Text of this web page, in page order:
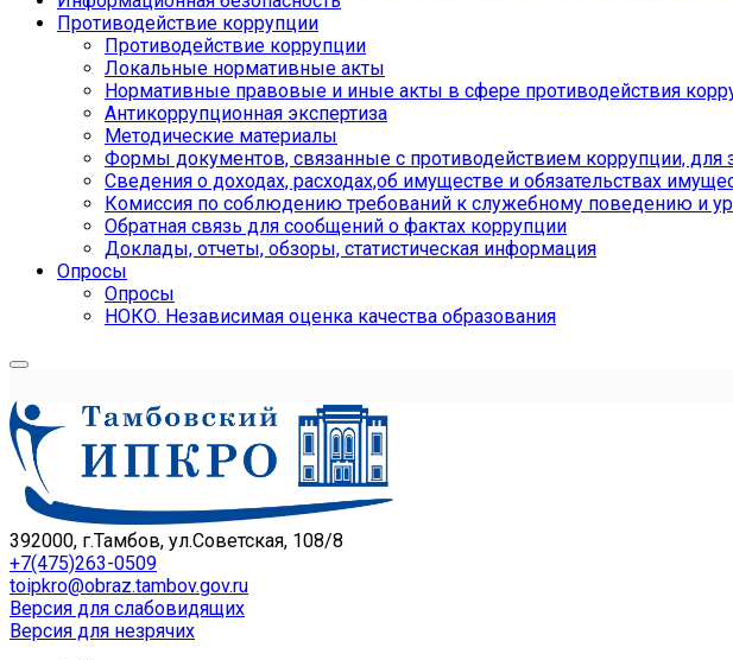
Противодействие коррупции
Противодействие коррупции
Локальные нормативные акты
Нормативные правовые и иные акты в сфере противодействия
Антикоррупционная экспертиза
Методические материалы
Формы документов, связанные с противодействием коррупции, для
Сведения о доходах, расходах,об имуществе и обязательствах
Комиссия по соблюдению требований к служебному поведению и
Обратная связь для сообщений о фактах коррупции
Доклады, отчеты, обзоры, статистическая информация
Опросы
Опросы
НОКО. Независимая оценка качества образования
392000, г.Тамбов, ул.Советская, 108/8
+7(475)263-0509
toipkro@obraz.tambov.gov.ru
Версия для слабовидящих
Версия для незрячих